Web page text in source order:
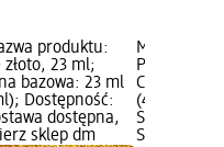
produktu:
złoto, 23 ml;
bazowa: 23 ml
Dostępność:
dostępna,
sklep dm
Marka:
Peeling
Cena: 3,25
(40,63 zł
Status
Status